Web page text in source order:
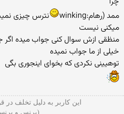
ممد (رهام:winking
نترس چیزی
میکنی نیست
منظقی ازش سوال کنی جواب میده اگر
خیلی از ما جواب نمیده
توهیینی نکردی که بخوای اینجوری بگی
این کاربر به دلیل تخلف در
(پرنس و